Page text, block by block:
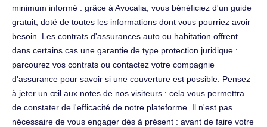
minimum informé : grâce à Avocalia, vous bénéficiez d'un guide
gratuit, doté de toutes les informations dont vous pourriez avoir
besoin. Les contrats d'assurances auto ou habitation offrent
dans certains cas une garantie de type protection juridique :
parcourez vos contrats ou contactez votre compagnie
d'assurance pour savoir si une couverture est possible. Pensez
à jeter un œil aux notes de nos visiteurs : cela vous permettra
de constater de l'efficacité de notre plateforme. Il n'est pas
nécessaire de vous engager dès à présent : avant de faire votre